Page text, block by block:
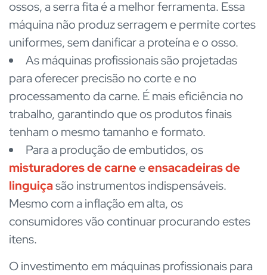
ossos, a serra fita é a melhor ferramenta. Essa
máquina não produz serragem e permite cortes
uniformes, sem danificar a proteína e o osso.
As máquinas profissionais são projetadas
para oferecer precisão no corte e no
processamento da carne. É mais eficiência no
trabalho, garantindo que os produtos finais
tenham o mesmo tamanho e formato.
Para a produção de embutidos, os
misturadores de carneeensacadeiras de
linguiçasão instrumentos indispensáveis.
Mesmo com a inflação em alta, os
consumidores vão continuar procurando estes
itens.
O investimento em máquinas profissionais para